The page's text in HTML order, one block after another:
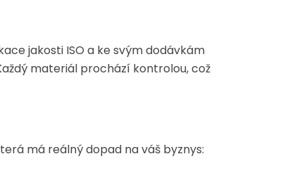
jakosti ISO a ke svým dodávkám
materiál prochází kontrolou, což
má reálný dopad na váš byznys: